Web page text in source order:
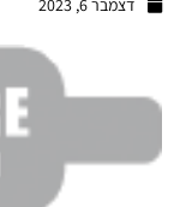
דצמבר 6, 2023